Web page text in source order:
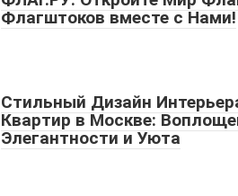
Флагштоков вместе с Нами!
Стильный Дизайн
Квартир в Москве:
Элегантности и Уюта